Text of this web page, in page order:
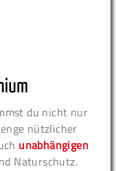
du nicht nur
nützlicher
unabhängigen
Naturschutz.